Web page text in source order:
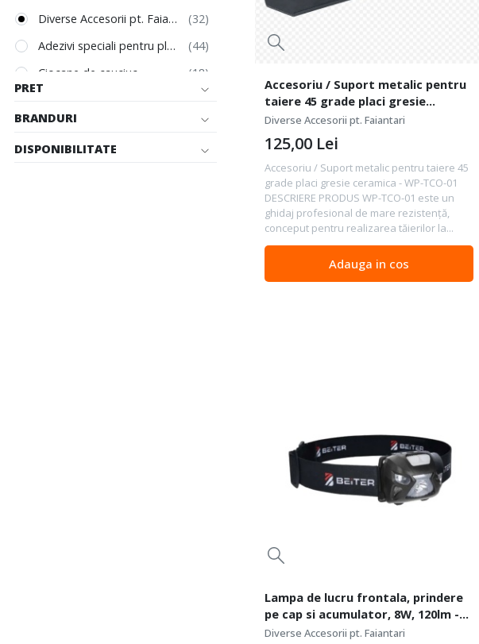
Diverse Accesorii pt. Faiantari
Adezivi speciali pentru placi
Ciocane de cauciuc
Gletiere dintate
Ventuze manipulare placi
PRET
BRANDURI
DISPONIBILITATE
Accesoriu / Suport metalic pentru
taiere 45 grade placi gresie
ceramica - WP-TCO-01
Diverse Accesorii pt. Faiantari
Accesoriu / Suport metalic pentru taiere 45
grade placi gresie ceramica - WP-TCO-01
DESCRIERE PRODUS WP-TCO-01 este un
ghidaj profesional de mare rezistență,
conceput pentru realizarea tăierilor la...
125,00 Lei
Adauga in cos
Lampa de lucru frontala, prindere
pe cap si acumulator, 8W, 120lm -
Beiter BB-940
Diverse Accesorii pt. Faiantari